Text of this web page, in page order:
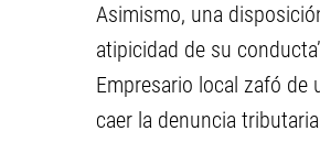
Asimismo, una
atipicidad de su
Empresario local zafó de
caer la denuncia